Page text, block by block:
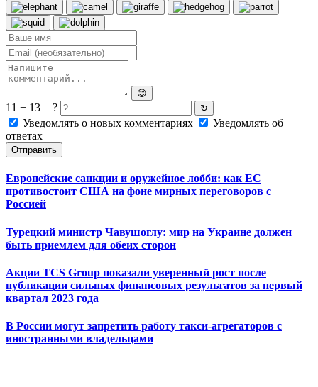
😊
11 + 13 = ? ↻
Уведомлять о новых комментариях
Уведомлять об
ответах
Отправить
Европейские санкции и оружейное лобби: как ЕС
противостоит США на фоне мирных переговоров с
Россией
Турецкий министр Чавушоглу: мир на Украине должен
быть приемлем для обеих сторон
Акции TCS Group показали уверенный рост после
публикации сильных финансовых результатов за первый
квартал 2023 года
В России могут запретить работу такси-агрегаторов с
иностранными владельцами